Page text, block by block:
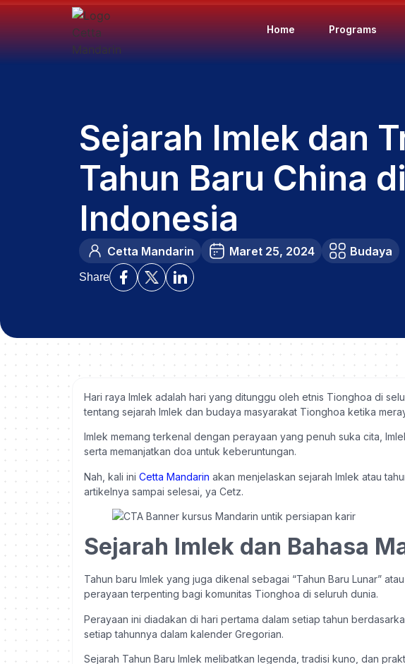
Home Programs
Sejarah Imlek dan
Tahun Baru China di
Indonesia
Cetta Mandarin Maret 25, 2024 Budaya
Share
Hari raya Imlek adalah hari yang ditunggu oleh etnis Tionghoa di
tentang sejarah Imlek dan budaya masyarakat Tionghoa ketika
Imlek memang terkenal dengan perayaan yang penuh suka cita,
serta memanjatkan doa untuk keberuntungan.
Nah, kali ini Cetta Mandarin akan menjelaskan sejarah Imlek atau
artikelnya sampai selesai, ya Cetz.
Sejarah Imlek dan Bahasa
Tahun baru Imlek yang juga dikenal sebagai “Tahun Baru Lunar”
perayaan terpenting bagi komunitas Tionghoa di seluruh dunia.
Perayaan ini diadakan di hari pertama dalam setiap tahun
setiap tahunnya dalam kalender Gregorian.
Sejarah Tahun Baru Imlek melibatkan legenda, tradisi kuno, dan